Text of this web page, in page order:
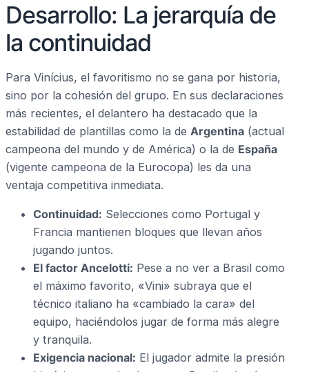
Desarrollo: La jerarquía de
la continuidad
Para Vinícius, el favoritismo no se gana por historia,
sino por la cohesión del grupo. En sus declaraciones
más recientes, el delantero ha destacado que la
estabilidad de plantillas como la de Argentina (actual
campeona del mundo y de América) o la de España
(vigente campeona de la Eurocopa) les da una
ventaja competitiva inmediata.
Continuidad: Selecciones como Portugal y
Francia mantienen bloques que llevan años
jugando juntos.
El factor Ancelotti: Pese a no ver a Brasil como
el máximo favorito, «Vini» subraya que el
técnico italiano ha «cambiado la cara» del
equipo, haciéndolos jugar de forma más alegre
y tranquila.
Exigencia nacional: El jugador admite la presión